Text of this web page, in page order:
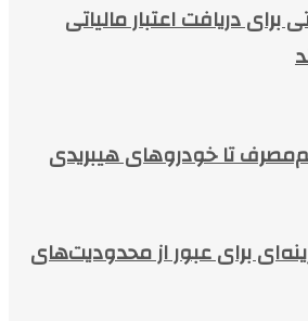
دریافت اعتبار مالیاتی
تا خودروهای هیبریدی
برای عبور از محدودیت‌های